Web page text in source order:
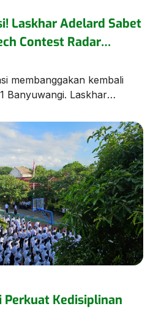
Laskhar Adelard Sabet
Contest Radar
membanggakan kembali
Banyuwangi. Laskhar
bergengsi English Speech
oleh Jawa Pos Radar
7/2026) di Aula MAN 1
manis ini diraih melalui
Menurut sang pembimbing,
Perkuat Kedisiplinan